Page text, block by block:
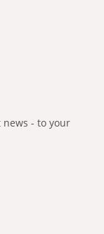
news - to your